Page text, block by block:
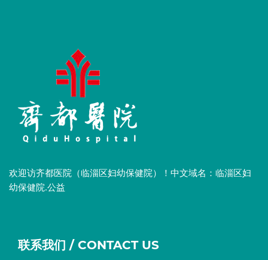
欢迎访齐都医院（临淄区妇幼保健院）！中文域名：临淄区妇
幼保健院.公益
联系我们 / CONTACT US